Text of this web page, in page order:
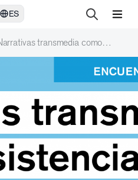
ES
transmedia como
como resistencia y